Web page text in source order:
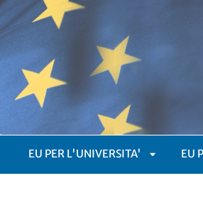
EU PER L'UNIVERSITA' EU